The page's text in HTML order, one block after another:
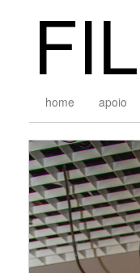
home apoio